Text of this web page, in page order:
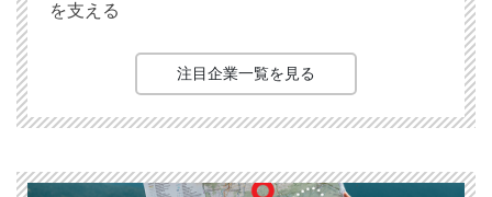
を支える
注目企業一覧を見る